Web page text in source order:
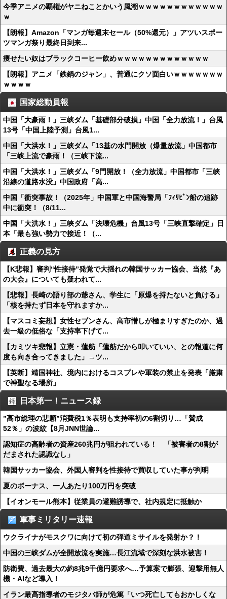
今季アニメの覇権がヤニねことかいう風潮ｗｗｗｗｗｗｗｗｗｗｗｗ
ｗ
【朗報】Amazon「マンガ毎週末セール（50%還元）」アツいスポー
ツマンガ祭り最終日到来...
痩せたい奴はブラックコーヒー飲めｗｗｗｗｗｗｗｗｗｗｗｗｗ
【朗報】アニメ「鉄鍋のジャン」、普通にクソ面白いｗｗｗｗｗｗｗ
ｗｗｗｗ
国家総動員報
中国「大豪雨！」三峡ダム「基礎部分破損」中国「全力放流！」台風
13号「中国上陸予測」台風1...
中国「大洪水！」三峡ダム「13基の水門開放（爆量放流」中国都市
「三峡上流で豪雨！（三峡下流...
中国「大洪水！」三峡ダム「9門開放！（全力放流」中国都市「三峡
沿線の道路水没」中国政府「高...
中国「衝突事故！（2025年」中国軍と中国海警局「ﾌｨﾘﾋﾟﾝ船の追跡
中に衝突！（8/11...
中国「大洪水！」三峡ダム「決壊危機」台風13号「三峡直撃確定」日
本「最も強い勢力で接近！（...
正義の見方
【K悲報】審判“性接待”発覚で大揺れの韓国サッカー協会、当然『あ
の大会』についても疑われて...
【悲報】長崎の語り部の爺さん、学生に「原爆を持たないと負ける」
「核を持たず日本を守れますか...
【マスコミ妄想】女性セブンさん、高市憎しが極まりすぎたのか、過
去一級の低俗な「支持率下げて...
【カミツキ悲報】立憲・蓮舫「蓮舫だから叩いていい、との報道に何
度も向き合ってきました」→ツ...
【英断】靖国神社、境内におけるコスプレや軍装の禁止を発表「厳粛
で神聖なる場所」
日本第一！ニュース録
”高市総理の悲願”消費税1％表明も支持率初の6割切り…「賛成
52％」の波紋【8月JNN世論...
認知症の高齢者の資産260兆円が狙われている！ 「被害者の8割が
だまされた認識なし」
韓国サッカー協会、外国人審判を性接待で買収していた事が判明
夏のボーナス、一人あたり100万円を突破
【イオンモール熊本】従業員の避難誘導で、社内規定に抵触か
軍事ミリタリー速報
ウクライナがモスクワに向けて初の弾道ミサイルを発射か？！
中国の三峡ダムが全開放流を実施…長江流域で深刻な洪水被害！
防衛費、過去最大の約8兆9千億円要求へ…予算案で膨張、迎撃用無人
機・AIなど導入！
イラン最高指導者のモジタバ師が危篤「いつ死亡してもおかしくな